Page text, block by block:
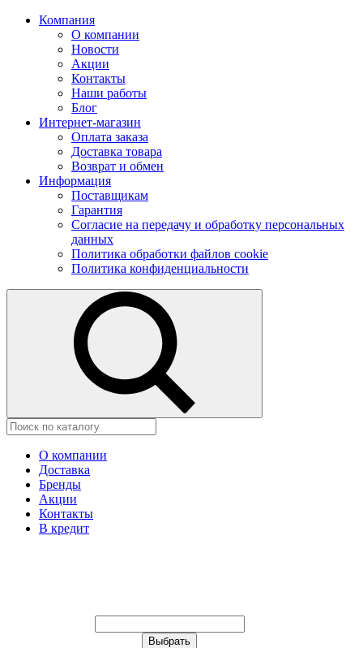
Компания
О компании
Новости
Акции
Контакты
Наши работы
Блог
Интернет-магазин
Оплата заказа
Доставка товара
Возврат и обмен
Информация
Поставщикам
Гарантия
Согласие на передачу и обработку персональных
данных
Политика обработки файлов cookie
Политика конфиденциальности
О компании
Доставка
Бренды
Акции
Контакты
В кредит